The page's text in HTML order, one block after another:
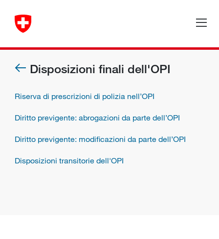
Disposizioni finali dell'OPI
Riserva di prescrizioni di polizia nell’OPI
Diritto previgente: abrogazioni da parte dell’OPI
Diritto previgente: modificazioni da parte dell’OPI
Disposizioni transitorie dell'OPI